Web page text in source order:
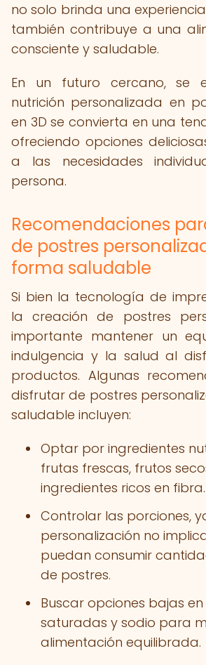
no solo brinda una
también contribuye a una
consciente y saludable.
En un futuro cercano, se
nutrición personalizada en
en 3D se convierta en una
ofreciendo opciones
a las necesidades
persona.
Recomendaciones
de postres
forma saludable
Si bien la tecnología de
la creación de postres
importante mantener un
indulgencia y la salud al
productos. Algunas
disfrutar de postres
saludable incluyen:
Optar por ingredientes
frutas frescas, frutos
ingredientes ricos en fibra.
Controlar las porciones,
personalización no
puedan consumir
de postres.
Buscar opciones bajas
saturadas y sodio para
alimentación equilibrada.